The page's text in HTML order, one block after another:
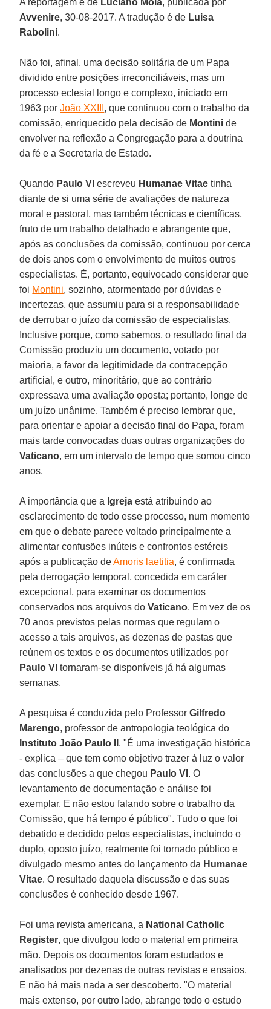
Avvenire, 30-08-2017. A tradução é de Luisa
Rabolini.
Não foi, afinal, uma decisão solitária de um Papa
dividido entre posições irreconciliáveis, mas um
processo eclesial longo e complexo, iniciado em
1963 porJoão XXIII , que continuou com o trabalho da
comissão, enriquecido pela decisão de Montini de
envolver na reflexão a Congregação para a doutrina
da fé e a Secretaria de Estado.
Quando Paulo VI escreveu Humanae Vitae tinha
diante de si uma série de avaliações de natureza
moral e pastoral, mas também técnicas e científicas,
fruto de um trabalho detalhado e abrangente que,
após as conclusões da comissão, continuou por cerca
de dois anos com o envolvimento de muitos outros
especialistas. É, portanto, equivocado considerar que
foi Montini, sozinho, atormentado por dúvidas e
incertezas, que assumiu para si a responsabilidade
de derrubar o juízo da comissão de especialistas.
Inclusive porque, como sabemos, o resultado final da
Comissão produziu um documento, votado por
maioria, a favor da legitimidade da contracepção
artificial, e outro, minoritário, que ao contrário
expressava uma avaliação oposta; portanto, longe de
um juízo unânime. Também é preciso lembrar que,
para orientar e apoiar a decisão final do Papa, foram
mais tarde convocadas duas outras organizações do
Vaticano, em um intervalo de tempo que somou cinco
anos.
A importância que a Igreja está atribuindo ao
esclarecimento de todo esse processo, num momento
em que o debate parece voltado principalmente a
alimentar confusões inúteis e confrontos estéreis
após a publicação deAmoris laetitia, é confirmada
pela derrogação temporal, concedida em caráter
excepcional, para examinar os documentos
conservados nos arquivos doVaticano. Em vez de os
70 anos previstos pelas normas que regulam o
acesso a tais arquivos, as dezenas de pastas que
reúnem os textos e os documentos utilizados por
Paulo VI tornaram-se disponíveis já há algumas
semanas.
A pesquisa é conduzida pelo ProfessorGilfredo
Marengo, professor de antropologia teológica do
Instituto João Paulo II . "É uma investigação histórica
- explica – que tem como objetivo trazer à luz o valor
das conclusões a que chegou Paulo VI . O
levantamento de documentação e análise foi
exemplar. E não estou falando sobre o trabalho da
Comissão, que há tempo é público". Tudo o que foi
debatido e decidido pelos especialistas, incluindo o
duplo, oposto juízo, realmente foi tornado público e
divulgado mesmo antes do lançamento da Humanae
Vitae. O resultado daquela discussão e das suas
conclusões é conhecido desde 1967.
Foi uma revista americana, a National Catholic
Register, que divulgou todo o material em primeira
mão. Depois os documentos foram estudados e
analisados por dezenas de outras revistas e ensaios.
E não há mais nada a ser descoberto. "O material
mais extenso, por outro lado, abrange todo o estudo